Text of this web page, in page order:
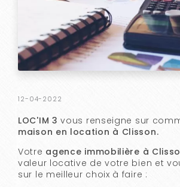
12-04-2022
LOC'IM 3 vous renseigne sur
maison en location à Clisson.
Votre agence immobilière à
valeur locative de votre bien et
sur le meilleur choix à faire :